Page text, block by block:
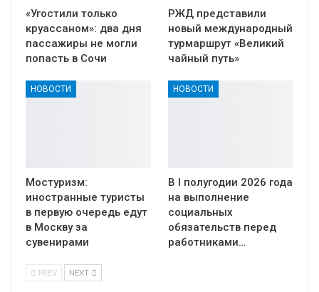
«Угостили только
круассаном»: два дня
пассажиры не могли
попасть в Сочи
РЖД представили
новый международный
турмаршрут «Великий
чайный путь»
НОВОСТИ
Мостуризм:
иностранные туристы
в первую очередь едут
в Москву за
сувенирами
НОВОСТИ
В I полугодии 2026 года
на выполнение
социальных
обязательств перед
работниками…
PREV NEXT